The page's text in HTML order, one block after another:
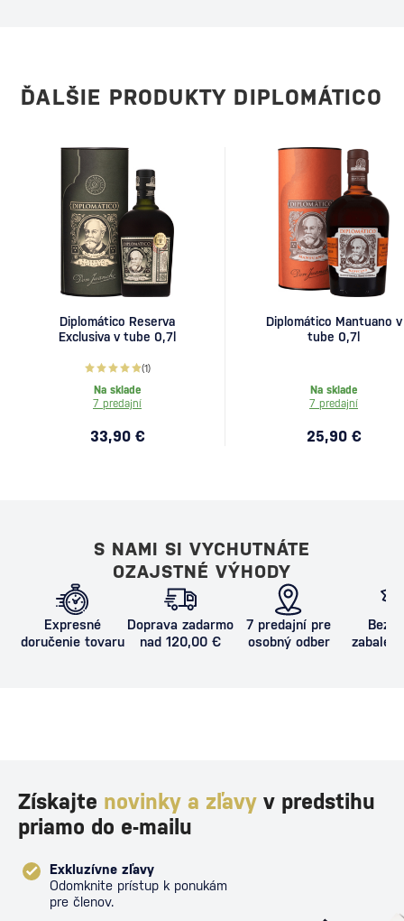
ĎALŠIE PRODUKTY DIPLOMÁTICO
Diplomático Reserva
Exclusiva v tube 0,7l
(1)
Na sklade
7 predajní
33,90 €
Diplomático Mantuano v
tube 0,7l
Na sklade
7 predajní
25,90 €
S NAMI SI VYCHUTNÁTE
OZAJSTNÉ VÝHODY
Expresné
doručenie tovaru
Doprava zadarmo
nad 120,00 €
7 predajní pre
osobný odber
Získajte novinky a zľavy v predstihu
priamo do e-mailu
Exkluzívne zľavy
Odomknite prístup k ponukám
pre členov.